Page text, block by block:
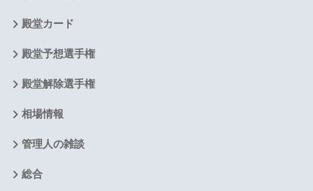
殿堂カード
殿堂予想選手権
殿堂解除選手権
相場情報
管理人の雑談
総合